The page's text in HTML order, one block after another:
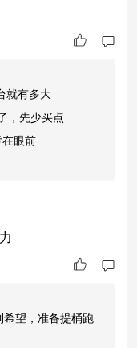
蛋它照收，这差
就是稳中带点盼
就有多大
，先少买点
眼前
希望，准备提桶跑